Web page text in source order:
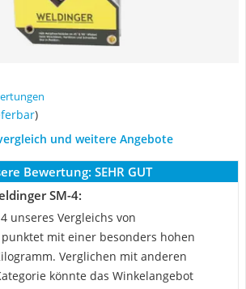
)
und weitere Angebote
Bewertung: SEHR GUT
SM-4:
unseres Vergleichs von
mit einer besonders hohen
Verglichen mit anderen
könnte das Winkelangebot